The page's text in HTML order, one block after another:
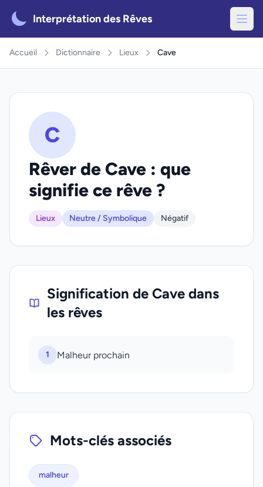
Interprétation des Rêves
Accueil Dictionnaire Lieux Cave
C
Rêver de Cave : que
signifie ce rêve ?
Lieux Neutre / Symbolique Négatif
Signification de Cave dans
les rêves
1 Malheur prochain
Mots-clés associés
malheur